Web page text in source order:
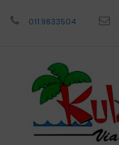
011.9833504